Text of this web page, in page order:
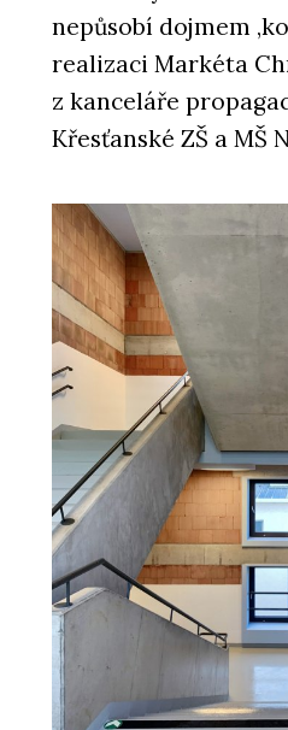
nepůsobí dojmem
realizaci Markéta
z kanceláře
Křesťanské ZŠ a MŠ